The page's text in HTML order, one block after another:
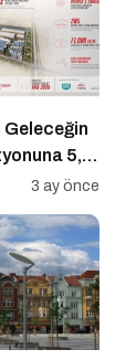
Geleceğin
5,1
Dev3 ay önce